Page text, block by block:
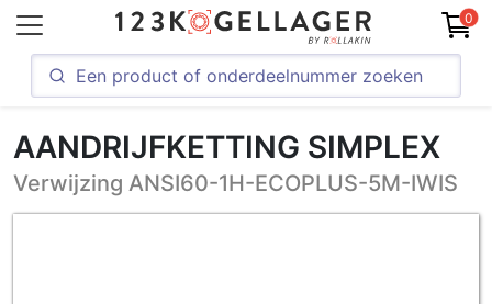
0
AANDRIJFKETTING SIMPLEX
Verwijzing ANSI60-1H-ECOPLUS-5M-IWIS